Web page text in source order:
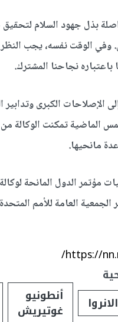
بذل جهود السلام
الوقت نفسه، يجب النظر
نجاحنا المشترك.
الإصلاحات الكبرى
مانحيها.
مؤتمر الدول المانحة
العامة للأمم
https://
الانروا أنطونيو
غوتيريش